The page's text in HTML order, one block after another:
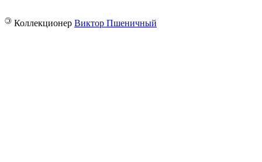
© Коллекционер Виктор Пшеничный